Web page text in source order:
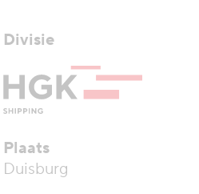
Divisie
Plaats
Duisburg